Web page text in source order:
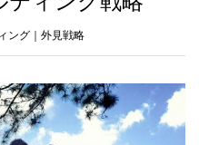
ング｜外見戦略